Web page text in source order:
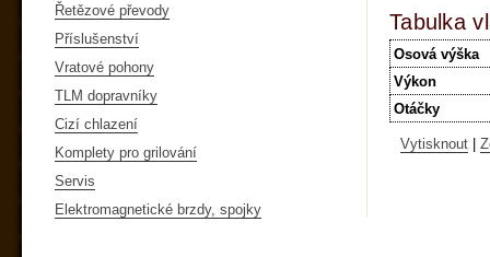
Řetězové převody
Příslušenství
Vratové pohony
TLM dopravníky
Cizí chlazení
Komplety pro grilování
Servis
Elektromagnetické brzdy, spojky
Tabulka
Osová výška
Výkon
Otáčky
Vytisknout